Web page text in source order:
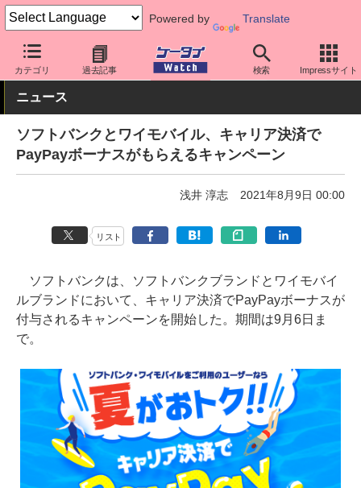
Powered by Translate
カテゴリ 過去記事 検索 Impressサイト
ケータイ Watch アプリ・サービス 決済/金融
ニュース
ソフトバンクとワイモバイル、キャリア決済で
PayPayボーナスがもらえるキャンペーン
浅井 淳志 2021年8月9日 00:00
リスト
ソフトバンクは、ソフトバンクブランドとワイモバイ
ルブランドにおいて、キャリア決済でPayPayボーナスが
付与されるキャンペーンを開始した。期間は9月6日ま
で。